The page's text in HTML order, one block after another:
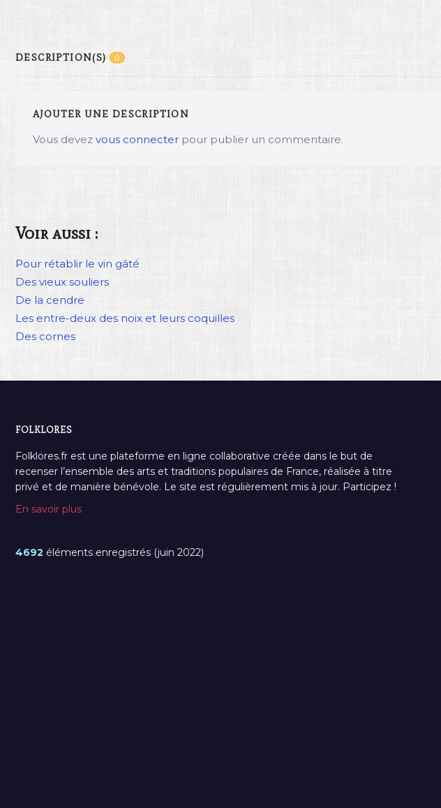
DESCRIPTION(S) 0
AJOUTER UNE DESCRIPTION
Vous devez vous connecter pour publier un commentaire.
Voir aussi :
Pour rétablir le vin gâté
Des vieux souliers
De la cendre
Les entre-deux des noix et leurs coquilles
Des cornes
FOLKLORES
Folklores.fr est une plateforme en ligne collaborative créée dans le but de
recenser l’ensemble des arts et traditions populaires de France, réalisée à titre
privé et de manière bénévole. Le site est régulièrement mis à jour. Participez !
En savoir plus
4692 éléments enregistrés (juin 2022)